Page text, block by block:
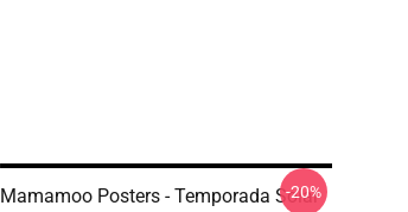
Mamamoo Posters - Temporada Solar
-20%